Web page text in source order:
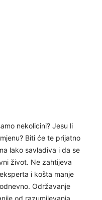
nekolicini? Jesu li
Biti će te prijatno
lako savladiva i da se
život. Ne zahtijeva
i košta manje
Održavanje